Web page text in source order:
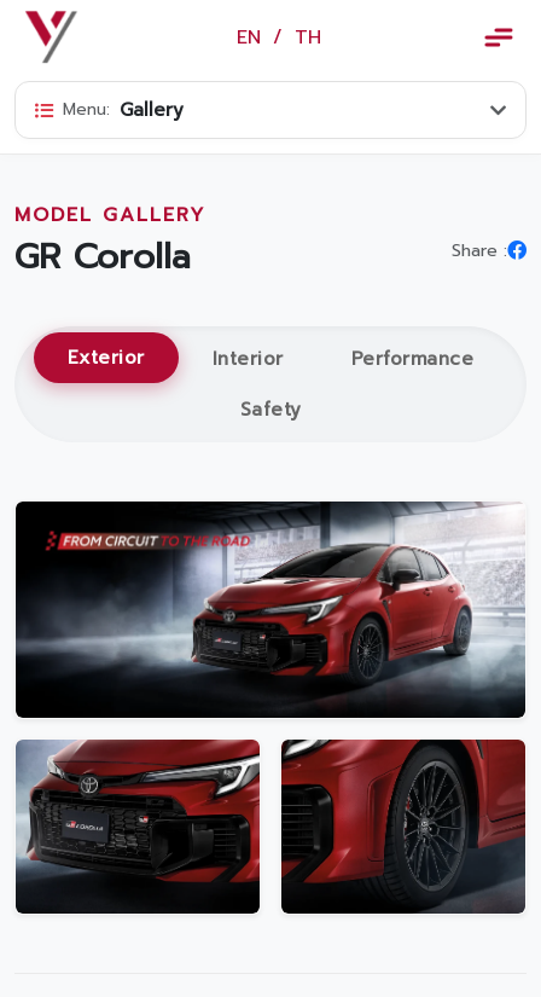
EN / TH ×
Vorachakyont Info
Calendar of events and holidays
Products and Services
Model
Body and paint repair center
Promotion
Promotion
Aftersales
Event
Our branches
Service Appointment
Menu: Gallery
MODEL GALLERY
GR Corolla Share :
Exterior Interior
Performance
Safety